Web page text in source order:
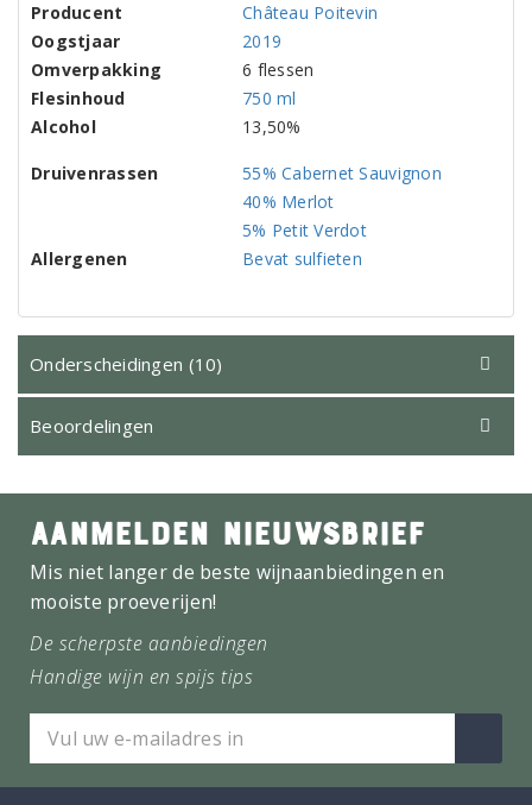
Producent
Château Poitevin
Oogstjaar
2019
Omverpakking
6 flessen
Flesinhoud
750 ml
Alcohol
13,50%
Druivenrassen
55% Cabernet Sauvignon
40% Merlot
5% Petit Verdot
Allergenen
Bevat sulfieten
Onderscheidingen (10)
Beoordelingen
AANMELDEN NIEUWSBRIEF
Mis niet langer de beste wijnaanbiedingen en
mooiste proeverijen!
De scherpste aanbiedingen
Handige wijn en spijs tips